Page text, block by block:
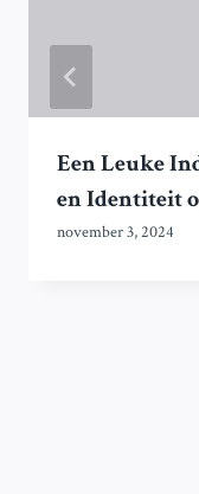
Een Leuke
en Identiteit
november 3, 2024